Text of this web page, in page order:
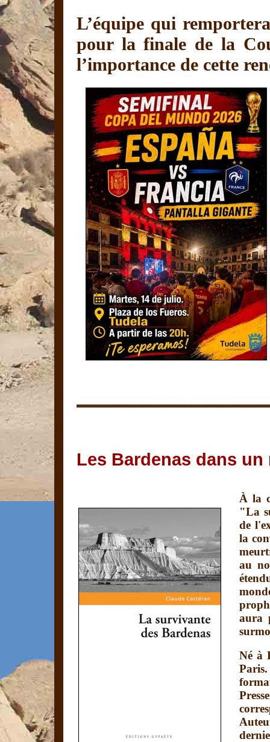
L’équipe qui
pour la finale de la
l’importance de cette
Les Bardenas dans un
À la
"La
de
la
au
aura
Né à